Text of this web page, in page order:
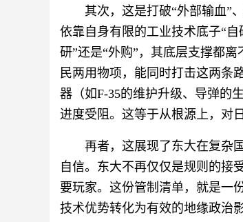
其次，这是打破“外部输血”
依靠自身有限的工业技术底子“
研”还是“外购”，其底层支撑都
民两用物项，能同时打击这两条
器（如F-35的维护升级、导弹的
进度受阻。这等于从根源上，对
再者，这展现了东大在复杂
自信。东大不再仅仅是规则的接
要玩家。这份管制清单，就是一
技术优势转化为有效的地缘政治影